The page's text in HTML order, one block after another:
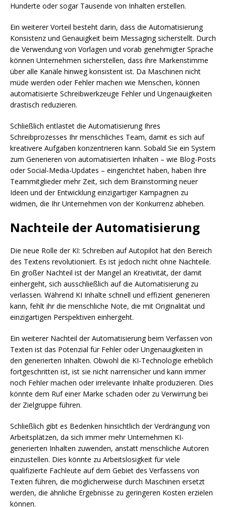
Hunderte oder sogar Tausende von Inhalten erstellen.
Ein weiterer Vorteil besteht darin, dass die Automatisierung
Konsistenz und Genauigkeit beim Messaging sicherstellt. Durch
die Verwendung von Vorlagen und vorab genehmigter Sprache
können Unternehmen sicherstellen, dass ihre Markenstimme
über alle Kanäle hinweg konsistent ist. Da Maschinen nicht
müde werden oder Fehler machen wie Menschen, können
automatisierte Schreibwerkzeuge Fehler und Ungenauigkeiten
drastisch reduzieren.
Schließlich entlastet die Automatisierung Ihres
Schreibprozesses Ihr menschliches Team, damit es sich auf
kreativere Aufgaben konzentrieren kann. Sobald Sie ein System
zum Generieren von automatisierten Inhalten – wie Blog-Posts
oder Social-Media-Updates – eingerichtet haben, haben Ihre
Teammitglieder mehr Zeit, sich dem Brainstorming neuer
Ideen und der Entwicklung einzigartiger Kampagnen zu
widmen, die Ihr Unternehmen von der Konkurrenz abheben.
Nachteile der Automatisierung
Die neue Rolle der KI: Schreiben auf Autopilot hat den Bereich
des Textens revolutioniert. Es ist jedoch nicht ohne Nachteile.
Ein großer Nachteil ist der Mangel an Kreativität, der damit
einhergeht, sich ausschließlich auf die Automatisierung zu
verlassen. Während KI Inhalte schnell und effizient generieren
kann, fehlt ihr die menschliche Note, die mit Originalität und
einzigartigen Perspektiven einhergeht.
Ein weiterer Nachteil der Automatisierung beim Verfassen von
Texten ist das Potenzial für Fehler oder Ungenauigkeiten in
den generierten Inhalten. Obwohl die KI-Technologie erheblich
fortgeschritten ist, ist sie nicht narrensicher und kann immer
noch Fehler machen oder irrelevante Inhalte produzieren. Dies
könnte dem Ruf einer Marke schaden oder zu Verwirrung bei
der Zielgruppe führen.
Schließlich gibt es Bedenken hinsichtlich der Verdrängung von
Arbeitsplätzen, da sich immer mehr Unternehmen KI-
generierten Inhalten zuwenden, anstatt menschliche Autoren
einzustellen. Dies könnte zu Arbeitslosigkeit für viele
qualifizierte Fachleute auf dem Gebiet des Verfassens von
Texten führen, die möglicherweise durch Maschinen ersetzt
werden, die ähnliche Ergebnisse zu geringeren Kosten erzielen
können.